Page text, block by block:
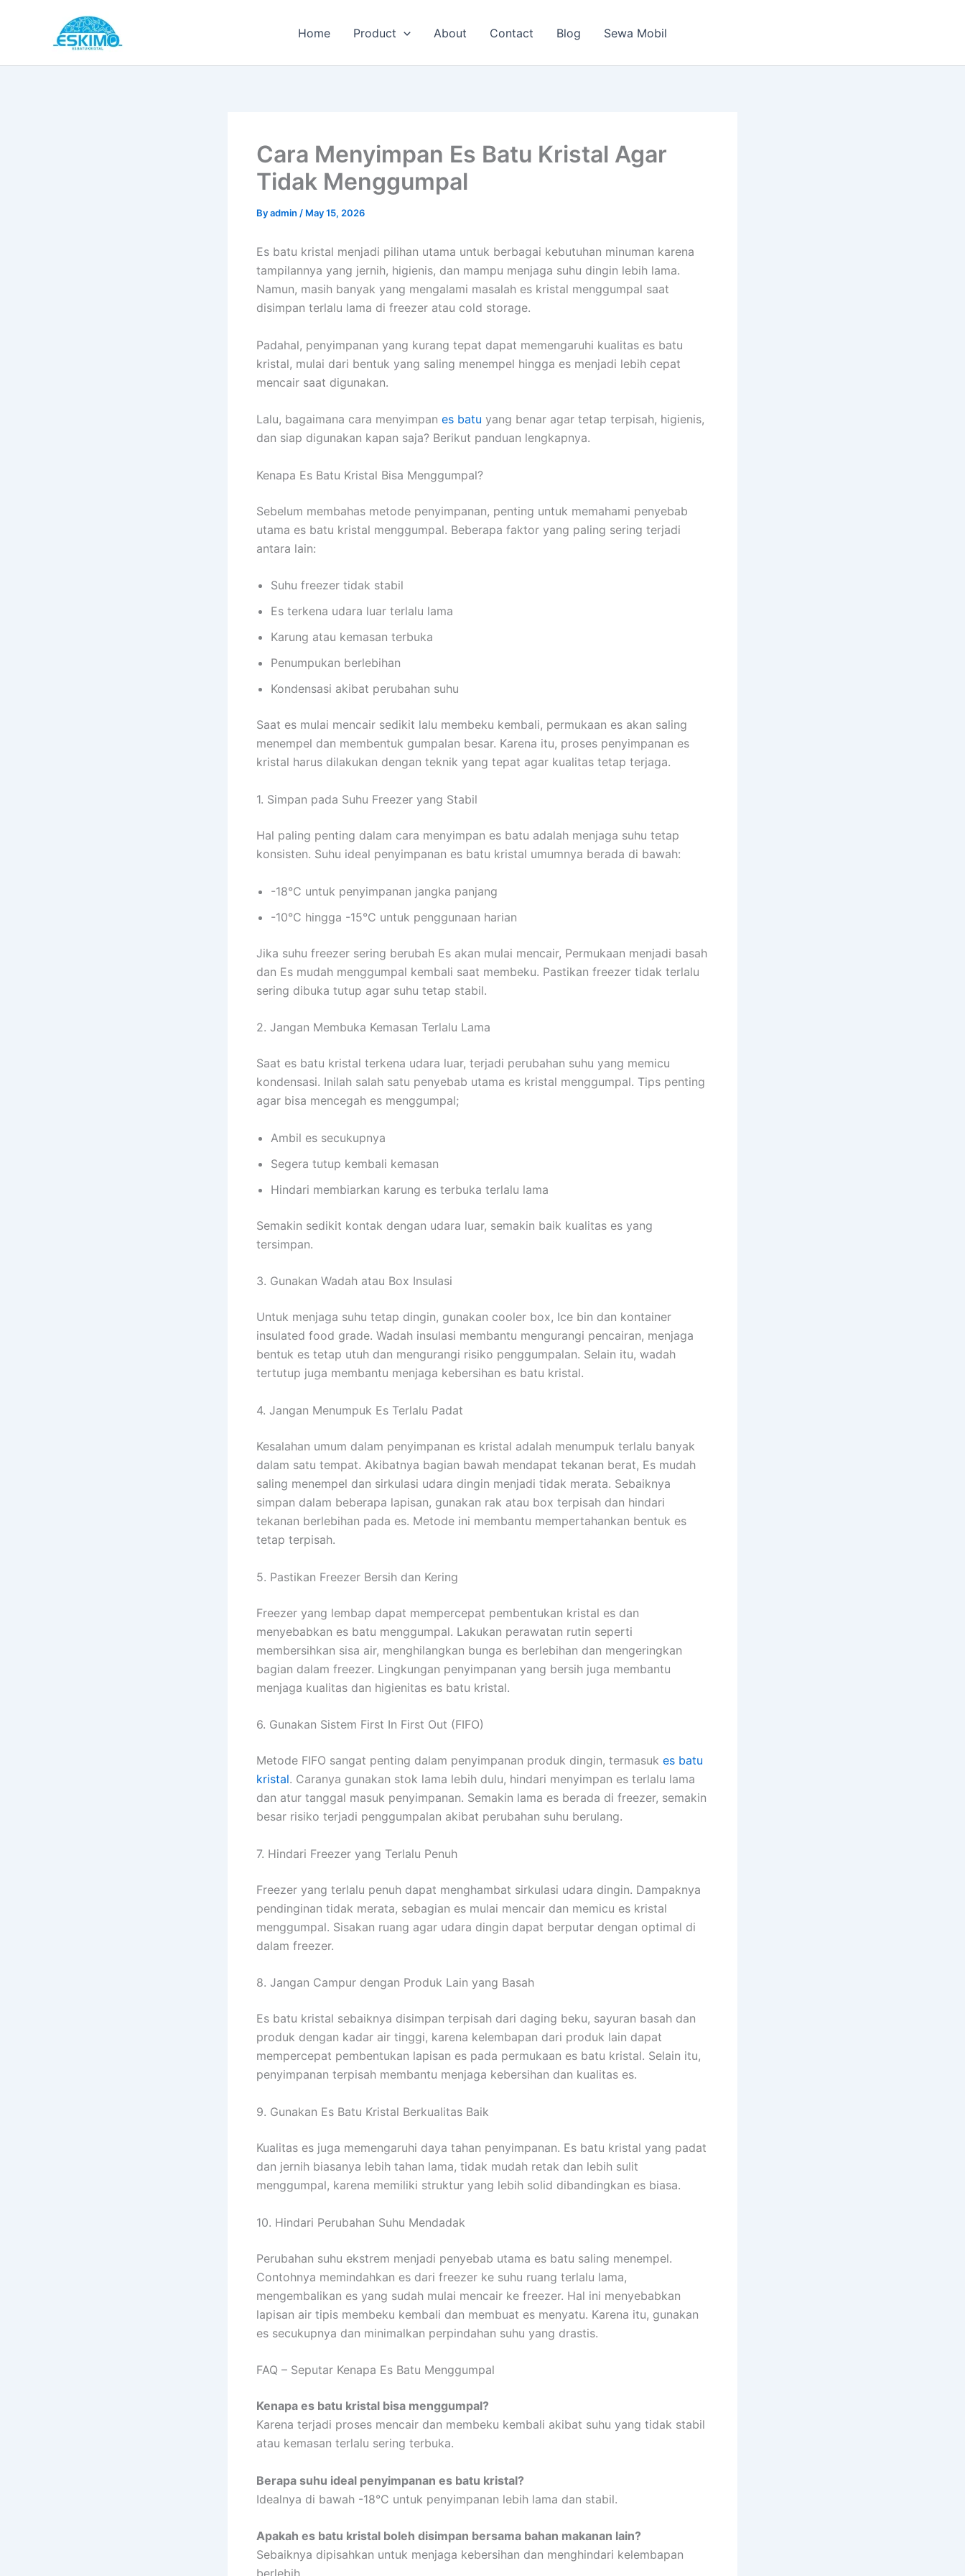
Home Product About Contact Blog Sewa Mobil
Cara Menyimpan Es Batu Kristal Agar
Tidak Menggumpal
Byadmin / May 15, 2026
Es batu kristal menjadi pilihan utama untuk berbagai kebutuhan minuman karena
tampilannya yang jernih, higienis, dan mampu menjaga suhu dingin lebih lama.
Namun, masih banyak yang mengalami masalah es kristal menggumpal saat
disimpan terlalu lama di freezer atau cold storage.
Padahal, penyimpanan yang kurang tepat dapat memengaruhi kualitas es batu
kristal, mulai dari bentuk yang saling menempel hingga es menjadi lebih cepat
mencair saat digunakan.
Lalu, bagaimana cara menyimpan es batu yang benar agar tetap terpisah, higienis,
dan siap digunakan kapan saja? Berikut panduan lengkapnya.
Kenapa Es Batu Kristal Bisa Menggumpal?
Sebelum membahas metode penyimpanan, penting untuk memahami penyebab
utama es batu kristal menggumpal. Beberapa faktor yang paling sering terjadi
antara lain:
Suhu freezer tidak stabil
Es terkena udara luar terlalu lama
Karung atau kemasan terbuka
Penumpukan berlebihan
Kondensasi akibat perubahan suhu
Saat es mulai mencair sedikit lalu membeku kembali, permukaan es akan saling
menempel dan membentuk gumpalan besar. Karena itu, proses penyimpanan es
kristal harus dilakukan dengan teknik yang tepat agar kualitas tetap terjaga.
1. Simpan pada Suhu Freezer yang Stabil
Hal paling penting dalam cara menyimpan es batu adalah menjaga suhu tetap
konsisten. Suhu ideal penyimpanan es batu kristal umumnya berada di bawah:
-18°C untuk penyimpanan jangka panjang
-10°C hingga -15°C untuk penggunaan harian
Jika suhu freezer sering berubah Es akan mulai mencair, Permukaan menjadi basah
dan Es mudah menggumpal kembali saat membeku. Pastikan freezer tidak terlalu
sering dibuka tutup agar suhu tetap stabil.
2. Jangan Membuka Kemasan Terlalu Lama
Saat es batu kristal terkena udara luar, terjadi perubahan suhu yang memicu
kondensasi. Inilah salah satu penyebab utama es kristal menggumpal. Tips penting
agar bisa mencegah es menggumpal;
Ambil es secukupnya
Segera tutup kembali kemasan
Hindari membiarkan karung es terbuka terlalu lama
Semakin sedikit kontak dengan udara luar, semakin baik kualitas es yang
tersimpan.
3. Gunakan Wadah atau Box Insulasi
Untuk menjaga suhu tetap dingin, gunakan cooler box, Ice bin dan kontainer
insulated food grade. Wadah insulasi membantu mengurangi pencairan, menjaga
bentuk es tetap utuh dan mengurangi risiko penggumpalan. Selain itu, wadah
tertutup juga membantu menjaga kebersihan es batu kristal.
4. Jangan Menumpuk Es Terlalu Padat
Kesalahan umum dalam penyimpanan es kristal adalah menumpuk terlalu banyak
dalam satu tempat. Akibatnya bagian bawah mendapat tekanan berat, Es mudah
saling menempel dan sirkulasi udara dingin menjadi tidak merata. Sebaiknya
simpan dalam beberapa lapisan, gunakan rak atau box terpisah dan hindari
tekanan berlebihan pada es. Metode ini membantu mempertahankan bentuk es
tetap terpisah.
5. Pastikan Freezer Bersih dan Kering
Freezer yang lembap dapat mempercepat pembentukan kristal es dan
menyebabkan es batu menggumpal. Lakukan perawatan rutin seperti
membersihkan sisa air, menghilangkan bunga es berlebihan dan mengeringkan
bagian dalam freezer. Lingkungan penyimpanan yang bersih juga membantu
menjaga kualitas dan higienitas es batu kristal.
6. Gunakan Sistem First In First Out (FIFO)
Metode FIFO sangat penting dalam penyimpanan produk dingin, termasuk es batu
kristal. Caranya gunakan stok lama lebih dulu, hindari menyimpan es terlalu lama
dan atur tanggal masuk penyimpanan. Semakin lama es berada di freezer, semakin
besar risiko terjadi penggumpalan akibat perubahan suhu berulang.
7. Hindari Freezer yang Terlalu Penuh
Freezer yang terlalu penuh dapat menghambat sirkulasi udara dingin. Dampaknya
pendinginan tidak merata, sebagian es mulai mencair dan memicu es kristal
menggumpal. Sisakan ruang agar udara dingin dapat berputar dengan optimal di
dalam freezer.
8. Jangan Campur dengan Produk Lain yang Basah
Es batu kristal sebaiknya disimpan terpisah dari daging beku, sayuran basah dan
produk dengan kadar air tinggi, karena kelembapan dari produk lain dapat
mempercepat pembentukan lapisan es pada permukaan es batu kristal. Selain itu,
penyimpanan terpisah membantu menjaga kebersihan dan kualitas es.
9. Gunakan Es Batu Kristal Berkualitas Baik
Kualitas es juga memengaruhi daya tahan penyimpanan. Es batu kristal yang padat
dan jernih biasanya lebih tahan lama, tidak mudah retak dan lebih sulit
menggumpal, karena memiliki struktur yang lebih solid dibandingkan es biasa.
10. Hindari Perubahan Suhu Mendadak
Perubahan suhu ekstrem menjadi penyebab utama es batu saling menempel.
Contohnya memindahkan es dari freezer ke suhu ruang terlalu lama,
mengembalikan es yang sudah mulai mencair ke freezer. Hal ini menyebabkan
lapisan air tipis membeku kembali dan membuat es menyatu. Karena itu, gunakan
es secukupnya dan minimalkan perpindahan suhu yang drastis.
FAQ – Seputar Kenapa Es Batu Menggumpal
Kenapa es batu kristal bisa menggumpal?
Karena terjadi proses mencair dan membeku kembali akibat suhu yang tidak stabil
atau kemasan terlalu sering terbuka.
Berapa suhu ideal penyimpanan es batu kristal?
Idealnya di bawah -18°C untuk penyimpanan lebih lama dan stabil.
Apakah es batu kristal boleh disimpan bersama bahan makanan lain?
Sebaiknya dipisahkan untuk menjaga kebersihan dan menghindari kelembapan